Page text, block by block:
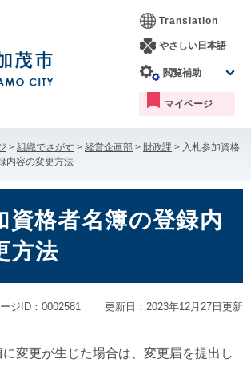
Translation
やさしい日本語
閲覧補助
マイページ
> 組織でさがす > 経営企画部 > 財政課 > 入札参加資格
内容の変更方法
資格者名簿の登録内
方法
ジID：0002581 更新日：2023年12月27日更新
変更が生じた場合は、変更届を提出し